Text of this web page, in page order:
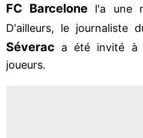
FC Barcelone l'a une
D'ailleurs, le journaliste
Séverac a été invité à
joueurs.